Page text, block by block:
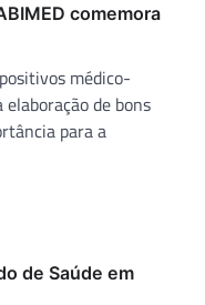
comemora
médico-
de bons
para a
de Saúde em